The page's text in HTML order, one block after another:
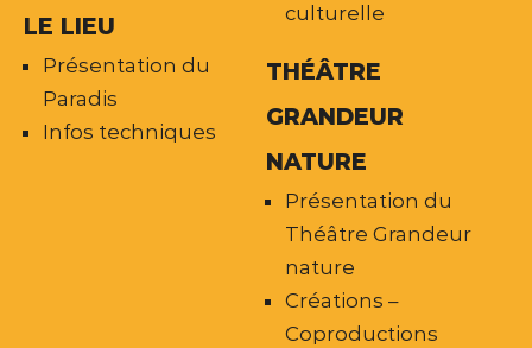
LE LIEU
Présentation du
Paradis
Infos techniques
culturelle
THÉÂTRE
GRANDEUR
NATURE
Présentation du
Théâtre Grandeur
nature
Créations –
Coproductions